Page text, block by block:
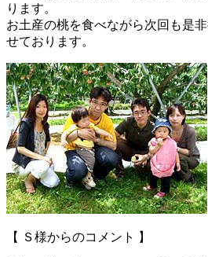
ります。
お土産の桃を食べながら次回も是
せております。
【 Ｓ様からのコメント 】